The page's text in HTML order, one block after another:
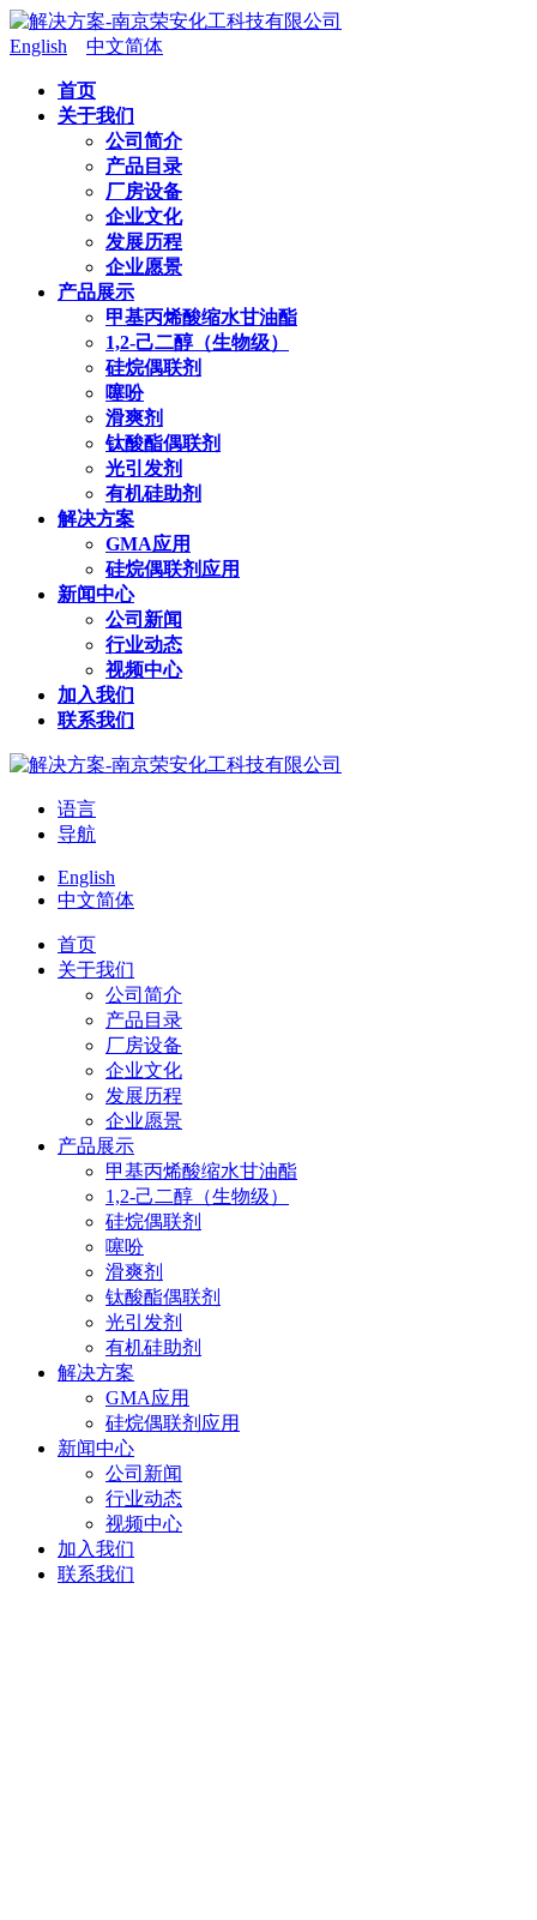
English 中文简体
首页
关于我们
公司简介
产品目录
厂房设备
企业文化
发展历程
企业愿景
产品展示
甲基丙烯酸缩水甘油酯
1,2-己二醇（生物级）
硅烷偶联剂
噻吩
滑爽剂
钛酸酯偶联剂
光引发剂
有机硅助剂
解决方案
GMA应用
硅烷偶联剂应用
新闻中心
公司新闻
行业动态
视频中心
加入我们
联系我们
语言
导航
English
中文简体
首页
关于我们
公司简介
产品目录
厂房设备
企业文化
发展历程
企业愿景
产品展示
甲基丙烯酸缩水甘油酯
1,2-己二醇（生物级）
硅烷偶联剂
噻吩
滑爽剂
钛酸酯偶联剂
光引发剂
有机硅助剂
解决方案
GMA应用
硅烷偶联剂应用
新闻中心
公司新闻
行业动态
视频中心
加入我们
联系我们